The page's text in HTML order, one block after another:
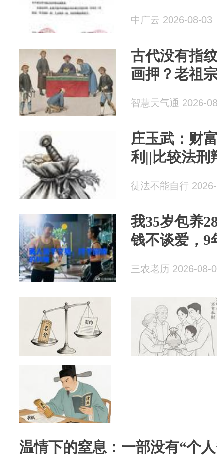
中广云 2026-08-03
古代没有指
画押？老祖
智慧天气通 2026-
庄玉武：财
利||比较法刑
徒法不能自行
我35岁包养
钱不谈爱，9
三农老历 2026-08-
温情下的窒息：一部没有“个